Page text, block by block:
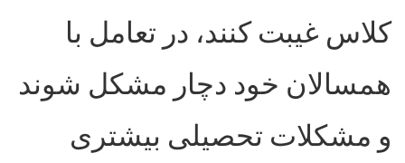
کلاس غیبت کنند، در تعامل با
همسالان خود دچار مشکل شوند
و مشکلات تحصیلی بیشتری